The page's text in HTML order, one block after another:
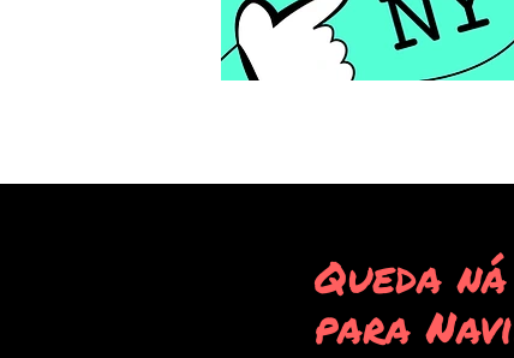
Queda
para